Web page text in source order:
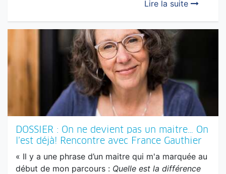
« Nous sommes tous des créateurs. Lorsque nous
et d'alignement intérieur, on se connecte au
champ de tous les...
Lire la suite